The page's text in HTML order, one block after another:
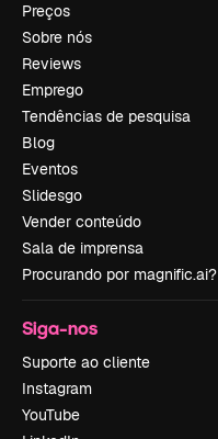
Preços
Sobre nós
Reviews
Emprego
Tendências de pesquisa
Blog
Eventos
Slidesgo
Vender conteúdo
Sala de imprensa
Procurando por magnific.ai?
Siga-nos
Suporte ao cliente
Instagram
YouTube